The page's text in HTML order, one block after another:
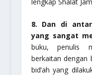
8. Dan di
yang sangat
buku, penulis
berkaitan dengan
bid’ah yang